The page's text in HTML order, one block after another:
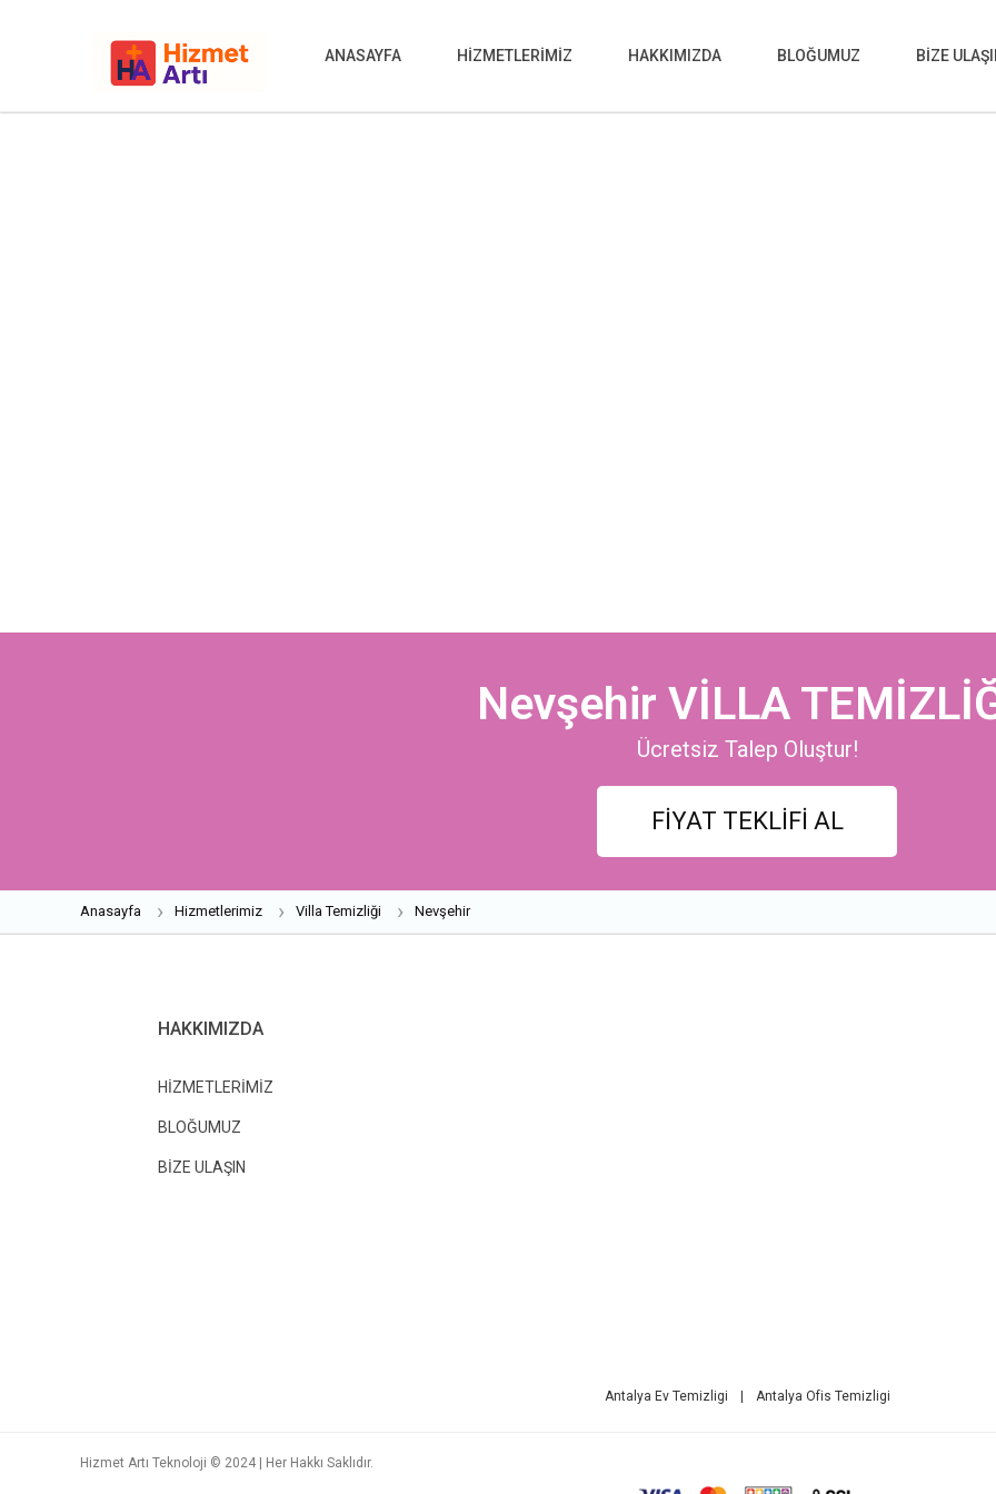
ANASAYFA HİZMETLERİMİZ HAKKIMIZDA BLOĞUMUZ BİZE
Nevşehir VİLLA
Ücretsiz Talep Oluştur!
FİYAT TEKLİFİ AL
Anasayfa Hizmetlerimiz Villa Temizliği Nevşehir
HAKKIMIZDA
HİZMETLERİMİZ
BLOĞUMUZ
BİZE ULAŞIN
Antalya Ev Temizligi Antalya Ofis Temizligi
Hizmet Artı Teknoloji © 2024 | Her Hakkı Saklıdır.